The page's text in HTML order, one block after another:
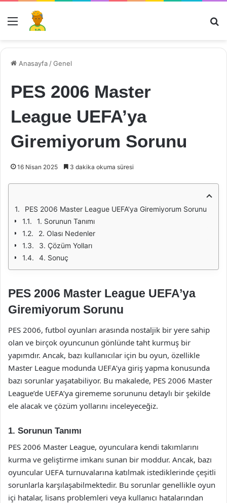
Menü
Anasayfa /Genel
PES 2006 Master
League UEFA’ya
Giremiyorum Sorunu
16 Nisan 2025 3 dakika okuma süresi
PES 2006 Master League UEFA'ya Giremiyorum Sorunu
1. Sorunun Tanımı
2. Olası Nedenler
3. Çözüm Yolları
4. Sonuç
PES 2006 Master League UEFA’ya
Giremiyorum Sorunu
PES 2006, futbol oyunları arasında nostaljik bir yere sahip
olan ve birçok oyuncunun gönlünde taht kurmuş bir
yapımdır. Ancak, bazı kullanıcılar için bu oyun, özellikle
Master League modunda UEFA’ya giriş yapma konusunda
bazı sorunlar yaşatabiliyor. Bu makalede, PES 2006 Master
League’de UEFA’ya girememe sorununu detaylı bir şekilde
ele alacak ve çözüm yollarını inceleyeceğiz.
1. Sorunun Tanımı
PES 2006 Master League, oyunculara kendi takımlarını
kurma ve geliştirme imkanı sunan bir moddur. Ancak, bazı
oyuncular UEFA turnuvalarına katılmak istediklerinde çeşitli
sorunlarla karşılaşabilmektedir. Bu sorunlar genellikle oyun
içi hatalar, lisans problemleri veya kullanıcı hatalarından